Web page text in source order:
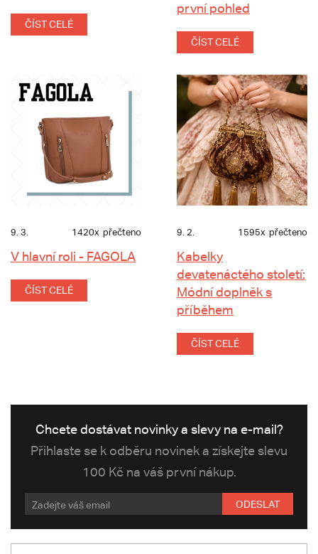
ČÍST CELÉ
první pohled
ČÍST CELÉ
9. 3. 1420x přečteno
V hlavní roli - FAGOLA
ČÍST CELÉ
9. 2. 1595x přečteno
Kabelky
devatenáctého století:
Módní doplněk s
příběhem
ČÍST CELÉ
Chcete dostávat novinky a slevy na e-mail?
Přihlaste se k odběru novinek a získejte slevu
100 Kč na váš první nákup.
ODESLAT